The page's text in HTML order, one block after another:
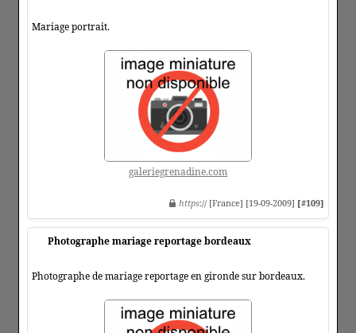
Mariage portrait.
galeriegrenadine.com
https:// [France] [19-09-2009] [#109]
Photographe mariage reportage bordeaux
Photographe de mariage reportage en gironde sur bordeaux.